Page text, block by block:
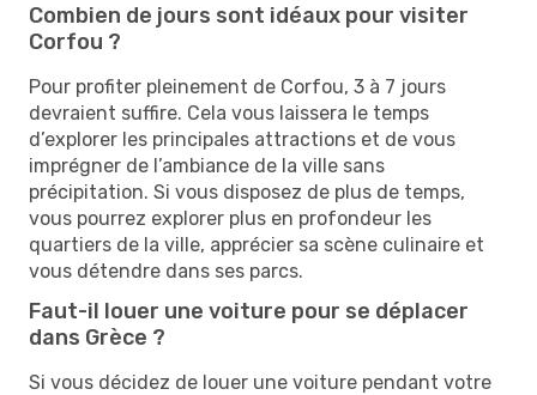
Combien de jours sont idéaux pour visiter
Corfou ?
Pour profiter pleinement de Corfou, 3 à 7 jours
devraient suffire. Cela vous laissera le temps
d’explorer les principales attractions et de vous
imprégner de l’ambiance de la ville sans
précipitation. Si vous disposez de plus de temps,
vous pourrez explorer plus en profondeur les
quartiers de la ville, apprécier sa scène culinaire et
vous détendre dans ses parcs.
Faut-il louer une voiture pour se déplacer
dans Grèce ?
Si vous décidez de louer une voiture pendant votre